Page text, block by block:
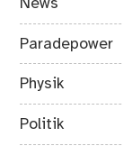
News
Paradepower
Physik
Politik